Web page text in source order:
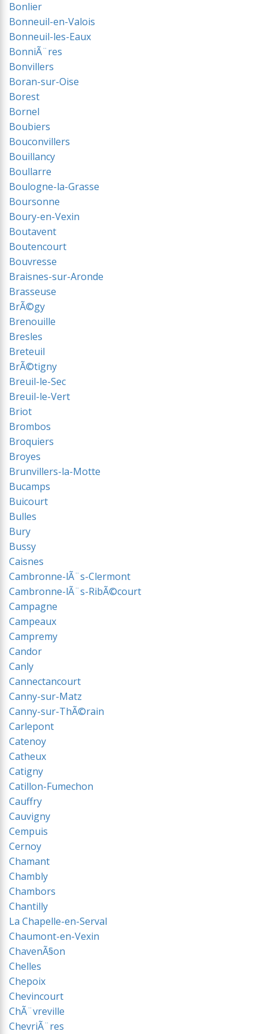
Bonlier
Bonneuil-en-Valois
Bonneuil-les-Eaux
BonniÃ¨res
Bonvillers
Boran-sur-Oise
Borest
Bornel
Boubiers
Bouconvillers
Bouillancy
Boullarre
Boulogne-la-Grasse
Boursonne
Boury-en-Vexin
Boutavent
Boutencourt
Bouvresse
Braisnes-sur-Aronde
Brasseuse
BrÃ©gy
Brenouille
Bresles
Breteuil
BrÃ©tigny
Breuil-le-Sec
Breuil-le-Vert
Briot
Brombos
Broquiers
Broyes
Brunvillers-la-Motte
Bucamps
Buicourt
Bulles
Bury
Bussy
Caisnes
Cambronne-lÃ¨s-Clermont
Cambronne-lÃ¨s-RibÃ©court
Campagne
Campeaux
Campremy
Candor
Canly
Cannectancourt
Canny-sur-Matz
Canny-sur-ThÃ©rain
Carlepont
Catenoy
Catheux
Catigny
Catillon-Fumechon
Cauffry
Cauvigny
Cempuis
Cernoy
Chamant
Chambly
Chambors
Chantilly
La Chapelle-en-Serval
Chaumont-en-Vexin
ChavenÃ§on
Chelles
Chepoix
Chevincourt
ChÃ¨vreville
ChevriÃ¨res